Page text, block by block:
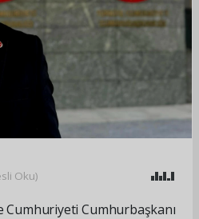
Oku)
Cumhuriyeti Cumhurbaşkanı